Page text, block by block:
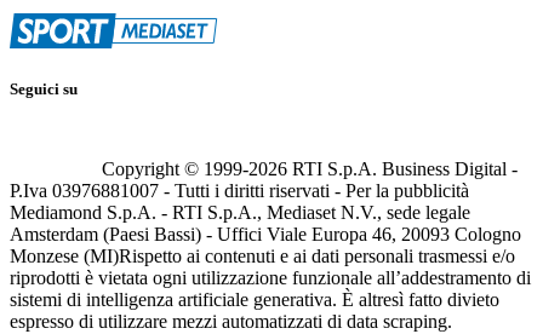
Seguici su
Copyright © 1999-2026 RTI S.p.A. Business Digital -
P.Iva 03976881007 - Tutti i diritti riservati - Per la pubblicità
Mediamond S.p.A. - RTI S.p.A., Mediaset N.V., sede legale
Amsterdam (Paesi Bassi) - Uffici Viale Europa 46, 20093 Cologno
Monzese (MI)Rispetto ai contenuti e ai dati personali trasmessi e/o
riprodotti è vietata ogni utilizzazione funzionale all’addestramento di
sistemi di intelligenza artificiale generativa. È altresì fatto divieto
espresso di utilizzare mezzi automatizzati di data scraping.